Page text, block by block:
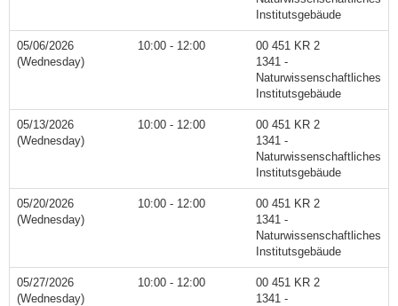
Institutsgebäude
05/06/2026
(Wednesday)
10:00 - 12:00
00 451 KR 2
1341 -
Naturwissenschaftliches
Institutsgebäude
05/13/2026
(Wednesday)
10:00 - 12:00
00 451 KR 2
1341 -
Naturwissenschaftliches
Institutsgebäude
05/20/2026
(Wednesday)
10:00 - 12:00
00 451 KR 2
1341 -
Naturwissenschaftliches
Institutsgebäude
05/27/2026
(Wednesday)
10:00 - 12:00
00 451 KR 2
1341 -